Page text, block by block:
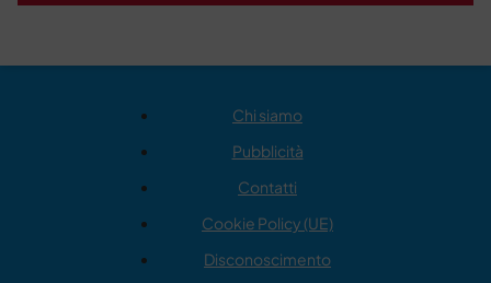
Chi siamo
Pubblicità
Contatti
Cookie Policy (UE)
Disconoscimento